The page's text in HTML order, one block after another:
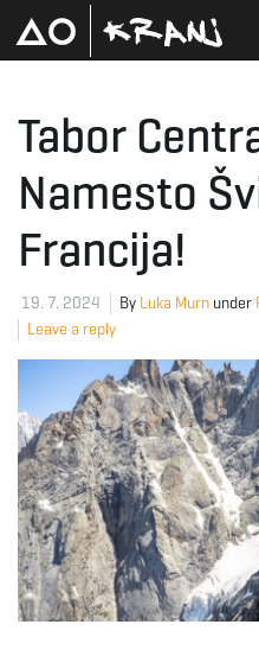
Tabor
Namesto
Francija!
19. 7. 2024 By Luka Murn under
Leave a reply